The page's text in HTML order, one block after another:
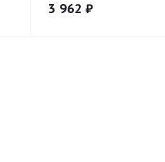
3 962 ₽